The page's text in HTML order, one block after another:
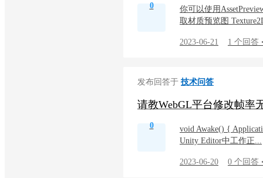
0
你可以使用
取材质预览图
2023-06-21 1 个回答
发布回答于 技术问答
请教WebGL平台修改帧率
0
void Awake() {
Unity Editor中工作正...
2023-06-20 0 个回答